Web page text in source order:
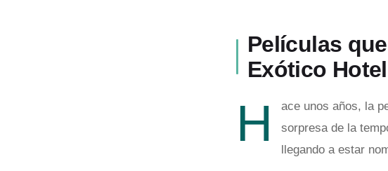
Películas
Exótico
H ace unos años, la
sorpresa de la
llegando a estar